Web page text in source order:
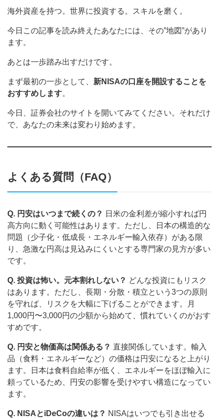
海外資産を持つ。世界に投資する。スキルを磨く。
今日この記事を読み終えたあなたには、その”地図”があり
ます。
あとは一歩踏み出すだけです。
まず最初の一歩として、 新NISAの口座を開設することを
おすすめします。
今日、証券会社のサイトを開いてみてください。それだけ
で、あなたの未来は変わり始めます。
よくある質問（FAQ）
Q. 円安はいつまで続くの？ 日米の金利差が縮小すれば円
高方向に動く可能性はあります。ただし、日本の構造的な
問題（少子化・低成長・エネルギー輸入依存）がある限
り、急激な円高は見込みにくいとする専門家の見方が多い
です。
Q. 投資は怖い。元本割れしない？ どんな投資にもリスク
はあります。ただし、長期・分散・積立という3つの原則
を守れば、リスクを大幅に下げることができます。月
1,000円〜3,000円の少額から始めて、慣れていくのがおす
すめです。
Q. 円安と物価高は関係ある？ 直接関係しています。輸入
品（食料・エネルギーなど）の価格は円安になると上がり
ます。日本は食料自給率が低く、エネルギーをほぼ輸入に
頼っているため、円安の影響を受けやすい構造になってい
ます。
Q. NISAとiDeCoの違いは？ NISAはいつでも引き出せる